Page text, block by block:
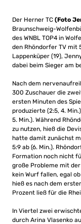
Der Herner TC (Foto
Braunschweig-
des WNBL TOP4 in
den Rhöndorfer TV mit
Lappenküper (19),
dabei beim Sieger am
Nach dem
300 Zuschauer die
ersten Minuten des
produzierte (2:5, 4.
5. Min.). Während
zu nutzen, hieß die
hatte damit zunächst
5:9 ab (6. Min.).
Formation noch nicht
große Probleme mit
kein Wurf fallen, egal
hieß es nach dem
Prozent ließ für die
In Viertel zwei
durch Arina Vlasenko